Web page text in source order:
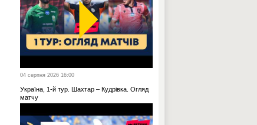
04 серпня 2026 16:00
Україна, 1-й тур. Шахтар – Кудрівка. Огляд
матчу